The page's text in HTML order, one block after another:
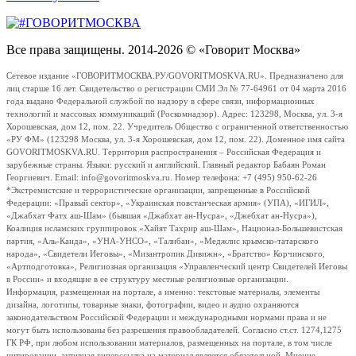
Все права защищены. 2014-2026 © «Говорит Москва»
Сетевое издание «ГОВОРИТМОСКВА.РУ/GOVORITMOSKVA.RU». Предназначено для
лиц старше 16 лет. Свидетельство о регистрации СМИ Эл № 77-64961 от 04 марта 2016
года выдано Федеральной службой по надзору в сфере связи, информационных
технологий и массовых коммуникаций (Роскомнадзор). Адрес: 123298, Москва, ул. 3-я
Хорошевская, дом 12, пом. 22. Учредитель Общество с ограниченной ответственностью
«РУ ФМ» (123298 Москва, ул. 3-я Хорошевская, дом 12, пом. 22). Доменное имя сайта
GOVORITMOSKVA.RU. Территория распространения – Российская Федерация и
зарубежные страны. Языки: русский и английский. Главный редактор Бабаян Роман
Георгиевич. Email: info@govoritmoskva.ru. Номер телефона: +7 (495) 950-62-26
*Экстремистские и террористические организации, запрещенные в Российской
Федерации: «Правый сектор», «Украинская повстанческая армия» (УПА), «ИГИЛ»,
«Джабхат Фатх аш-Шам» (бывшая «Джабхат ан-Нусра», «Джебхат ан-Нусра»),
Коалиция исламских группировок «Хайят Тахрир аш-Шам», Национал-Большевистская
партия, «Аль-Каида», «УНА-УНСО», «Талибан», «Меджлис крымско-татарского
народа», «Свидетели Иеговы», «Мизантропик Дивижн», «Братство» Корчинского,
«Артподготовка», Религиозная организация «Управленческий центр Свидетелей Иеговы
в России» и входящие в ее структуру местные религиозные организации.
Информация, размещенная на портале, а именно: текстовые материалы, элементы
дизайна, логотипы, товарные знаки, фотографии, видео и аудио охраняются
законодательством Российской Федерации и международными нормами права и не
могут быть использованы без разрешения правообладателей. Согласно ст.ст. 1274,1275
ГК РФ, при любом использовании материалов, размещенных на портале, в том числе